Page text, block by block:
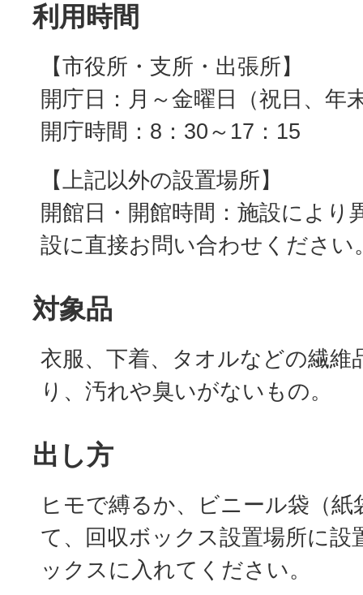
利用時間
【市役所・支所・出張所】
開庁日：月～金曜日（祝日、年
開庁時間：8：30～17：15
【上記以外の設置場所】
開館日・開館時間：施設により
設に直接お問い合わせください
対象品
衣服、下着、タオルなどの繊維
り、汚れや臭いがないもの。
出し方
ヒモで縛るか、ビニール袋（紙
て、回収ボックス設置場所に設
ックスに入れてください。